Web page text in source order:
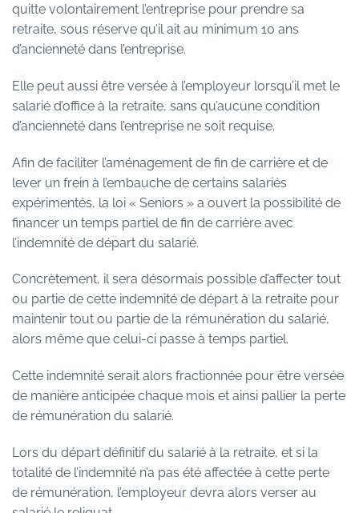
quitte volontairement l’entreprise pour prendre sa
retraite, sous réserve qu’il ait au minimum 10 ans
d’ancienneté dans l’entreprise.
Elle peut aussi être versée à l’employeur lorsqu’il met le
salarié d’office à la retraite, sans qu’aucune condition
d’ancienneté dans l’entreprise ne soit requise.
Afin de faciliter l’aménagement de fin de carrière et de
lever un frein à l’embauche de certains salariés
expérimentés, la loi « Seniors » a ouvert la possibilité de
financer un temps partiel de fin de carrière avec
l’indemnité de départ du salarié.
Concrètement, il sera désormais possible d’affecter tout
ou partie de cette indemnité de départ à la retraite pour
maintenir tout ou partie de la rémunération du salarié,
alors même que celui-ci passe à temps partiel.
Cette indemnité serait alors fractionnée pour être versée
de manière anticipée chaque mois et ainsi pallier la perte
de rémunération du salarié.
Lors du départ définitif du salarié à la retraite, et si la
totalité de l’indemnité n’a pas été affectée à cette perte
de rémunération, l’employeur devra alors verser au